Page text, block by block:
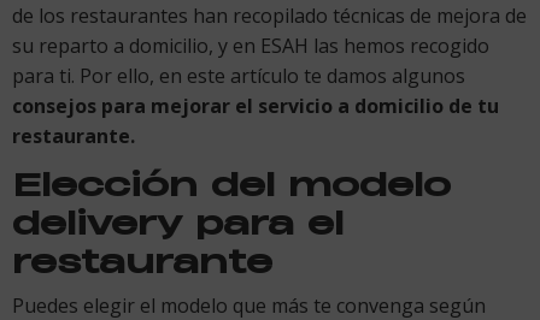
de los restaurantes han recopilado técnicas de mejora de
su reparto a domicilio, y en ESAH las hemos recogido
para ti. Por ello, en este artículo te damos algunos
consejos para mejorar el servicio a domicilio de tu
restaurante.
Elección del modelo
delivery para el
restaurante
Puedes elegir el modelo que más te convenga según